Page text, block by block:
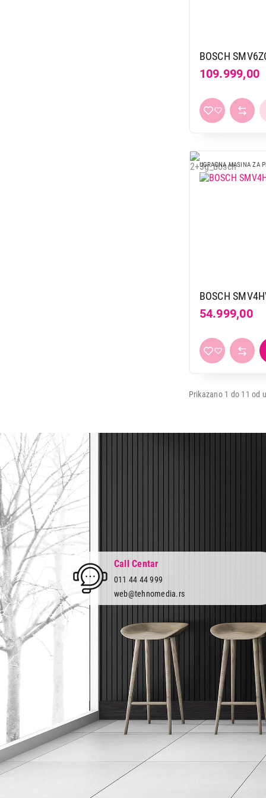
BOSCH
109.999,00
UGRADNA MASINA ZA
BOSCH
54.999,00
Prikazano 1 do 11 od
Call Centar
011 44 44 999
web@tehnomedia.rs
Tehnomedia
Naše prodavnice
Kontakt
Pravna lica